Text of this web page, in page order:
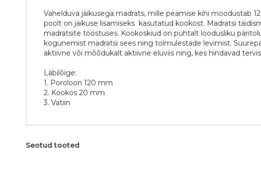
Vahelduva jäikusega madrats, mille peamise kihi
poolt on jäikuse lisamiseks kasutatud kookost. Madratsi
madratsite tööstuses. Kookoskiud on puhtalt loodusliku
kogunemist madratsi sees ning tolmulestade levimist.
aktiivne või mõõdukalt aktiivne eluviis ning, kes hindavad
Läbilõige:
1. Poroloon 120 mm
2. Kookos 20 mm
3. Vatiin
Seotud tooted